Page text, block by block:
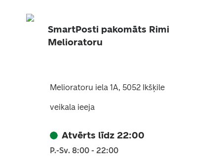
SmartPosti pakomāts Rimi
Melioratoru
Melioratoru iela 1A, 5052 Ikšķile
veikala ieeja
Atvērts līdz 22:00
P.-Sv. 8:00 - 22:00